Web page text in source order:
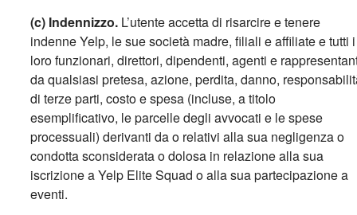
(c) Indennizzo. L’utente accetta di risarcire e tenere
indenne Yelp, le sue società madre, filiali e affiliate e tutti i
loro funzionari, direttori, dipendenti, agenti e
da qualsiasi pretesa, azione, perdita, danno,
di terze parti, costo e spesa (incluse, a titolo
esemplificativo, le parcelle degli avvocati e le spese
processuali) derivanti da o relativi alla sua negligenza o
condotta sconsiderata o dolosa in relazione alla sua
iscrizione a Yelp Elite Squad o alla sua partecipazione a
eventi.